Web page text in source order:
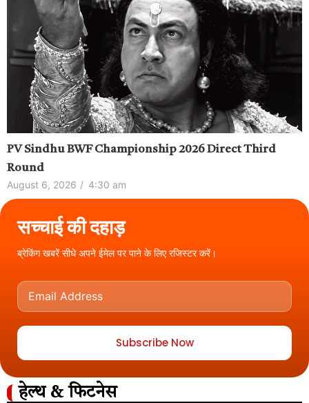
PV Sindhu BWF Championship 2026 Direct Third
Round
August 6, 2026 / 4:30 am
सच्चाई की दहाड़
ब्रेकिंग खबरें सीधे अपने ईमेल पर पाने के लिए रजिस्टर करें।
Subscribe Now
हेल्थ & फिटनेस